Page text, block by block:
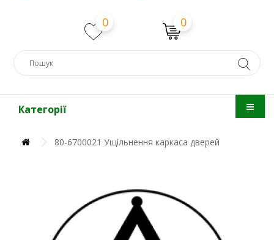
0 0
Категорії
80-6700021 Ущільнення каркаса дверей